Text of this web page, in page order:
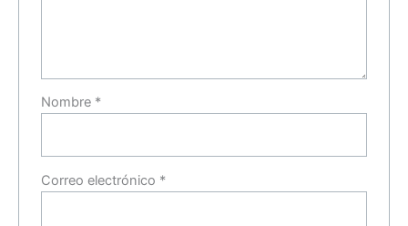
Nombre *
Correo electrónico *